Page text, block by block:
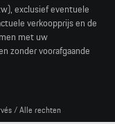
exclusief eventuele
verkoopprijs en de
met uw
zonder voorafgaande
/ Alle rechten